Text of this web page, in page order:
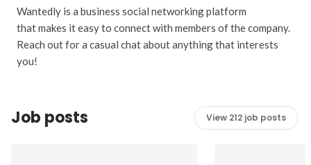
Wantedly is a business social networking platform
that makes it easy to connect with members of the company.
Reach out for a casual chat about anything that interests
you!
Job posts View 212 job posts